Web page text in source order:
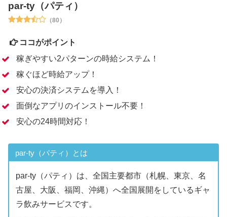
par-ty（パティ）
（80）
ココがポイント
稼ぎやすい2パターンの時給システム！
稼ぐほど時給アップ！
安心の決済システムを導入！
面倒なアプリのインストール不要！
安心の24時間対応！
par-ty（パティ）とは
par-ty（パティ）は、全国主要都市（札幌、東京、名
古屋、大阪、福岡、沖縄）へ全国展開をしているギャ
ラ飲みサービスです。